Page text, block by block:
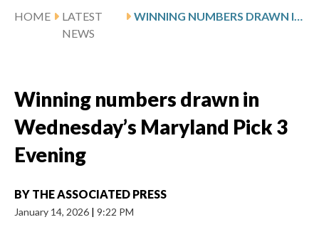
HOME
LATEST
NEWS
WINNING NUMBERS DRAWN IN WEDNESDAY’S MARYLAND PICK 3 EVENING
Winning numbers drawn in
Wednesday’s Maryland Pick 3
Evening
BY THE ASSOCIATED PRESS
January 14, 2026 | 9:22 PM